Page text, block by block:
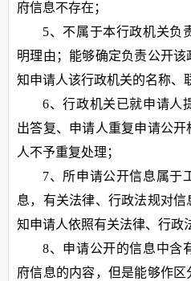
府信息不存在；
5、不属于本行政机关负
明理由；能够确定负责公开
知申请人该行政机关的名称、
6、行政机关已就申请人
出答复、申请人重复申请公
人不予重复处理；
7、所申请公开信息属于
息，有关法律、行政法规对
知申请人依照有关法律、行政
8、申请公开的信息中含
府信息的内容，但是能够作